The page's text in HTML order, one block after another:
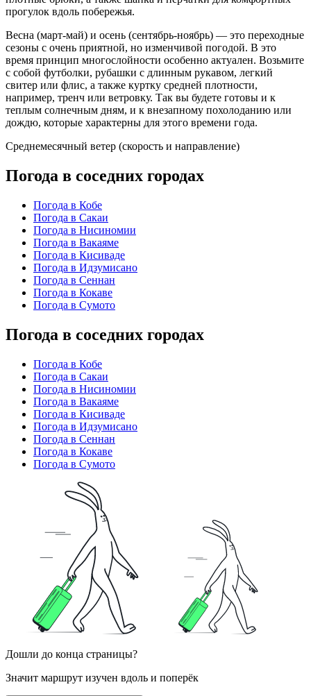
прогулок вдоль побережья.
Весна (март-май) и осень (сентябрь-ноябрь) — это переходные
сезоны с очень приятной, но изменчивой погодой. В это
время принцип многослойности особенно актуален. Возьмите
с собой футболки, рубашки с длинным рукавом, легкий
свитер или флис, а также куртку средней плотности,
например, тренч или ветровку. Так вы будете готовы и к
теплым солнечным дням, и к внезапному похолоданию или
дождю, которые характерны для этого времени года.
Среднемесячный ветер (скорость и направление)
Погода в соседних городах
Погода в Кобе
Погода в Сакаи
Погода в Нисиномии
Погода в Вакаяме
Погода в Кисиваде
Погода в Идзумисано
Погода в Сеннан
Погода в Кокаве
Погода в Сумото
Погода в соседних городах
Погода в Кобе
Погода в Сакаи
Погода в Нисиномии
Погода в Вакаяме
Погода в Кисиваде
Погода в Идзумисано
Погода в Сеннан
Погода в Кокаве
Погода в Сумото
Дошли до конца страницы?
Значит маршрут изучен вдоль и поперёк